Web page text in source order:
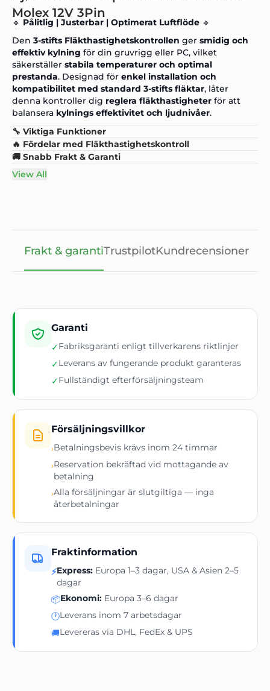
Molex 12V 3Pin
🔹 Pålitlig | Justerbar | Optimerat Luftflöde 🔹
Den 3-stifts Fläkthastighetskontrollen ger smidig och
effektiv kylning för din gruvrigg eller PC, vilket
säkerställer stabila temperaturer och optimal
prestanda. Designad för enkel installation och
kompatibilitet med standard 3-stifts fläktar, låter
denna kontroller dig reglera fläkthastigheter för att
balansera kylnings effektivitet och ljudnivåer.
🔧 Viktiga Funktioner
🔥 Fördelar med Fläkthastighetskontroll
🚚 Snabb Frakt & Garanti
View All
Frakt & garantiTrustpilotKundrecensioner
Garanti
✓Fabriksgaranti enligt tillverkarens riktlinjer
✓Leverans av fungerande produkt garanteras
✓Fullständigt efterförsäljningsteam
Försäljningsvillkor
›Betalningsbevis krävs inom 24 timmar
›Reservation bekräftad vid mottagande av
betalning
›Alla försäljningar är slutgiltiga — inga
återbetalningar
Fraktinformation
⚡Express: Europa 1–3 dagar, USA & Asien 2–5
dagar
📦Ekonomi: Europa 3–6 dagar
🕐Leverans inom 7 arbetsdagar
🚚Levereras via DHL, FedEx & UPS